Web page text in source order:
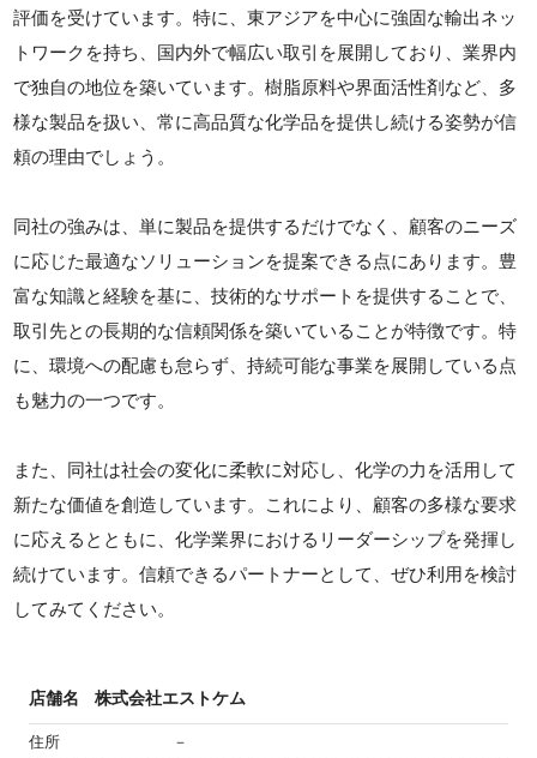
評価を受けています。特に、東アジアを中心に強固な輸出ネッ
トワークを持ち、国内外で幅広い取引を展開しており、業界内
で独自の地位を築いています。樹脂原料や界面活性剤など、多
様な製品を扱い、常に高品質な化学品を提供し続ける姿勢が信
頼の理由でしょう。
同社の強みは、単に製品を提供するだけでなく、顧客のニーズ
に応じた最適なソリューションを提案できる点にあります。豊
富な知識と経験を基に、技術的なサポートを提供することで、
取引先との長期的な信頼関係を築いていることが特徴です。特
に、環境への配慮も怠らず、持続可能な事業を展開している点
も魅力の一つです。
また、同社は社会の変化に柔軟に対応し、化学の力を活用して
新たな価値を創造しています。これにより、顧客の多様な要求
に応えるとともに、化学業界におけるリーダーシップを発揮し
続けています。信頼できるパートナーとして、ぜひ利用を検討
してみてください。
店舗名 株式会社エストケム
住所 －